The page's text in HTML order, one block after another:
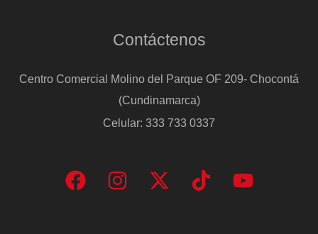
Contáctenos
Centro Comercial Molino del Parque OF 209- Chocontá
(Cundinamarca)
Celular: 333 733 0337